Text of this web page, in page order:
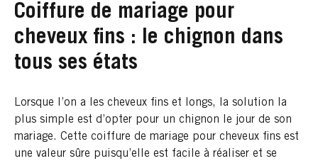
Coiffure de mariage pour
cheveux fins : le chignon dans
tous ses états
Lorsque l’on a les cheveux fins et longs, la solution la
plus simple est d’opter pour un chignon le jour de son
mariage. Cette coiffure de mariage pour cheveux fins est
une valeur sûre puisqu’elle est facile à réaliser et se